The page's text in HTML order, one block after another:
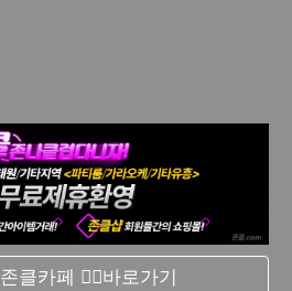
클카페 ❤️‍🔥바로가기